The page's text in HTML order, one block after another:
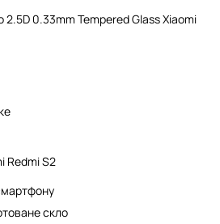
0.33mm Tempered Glass Xiaomi
Redmi S2
скло